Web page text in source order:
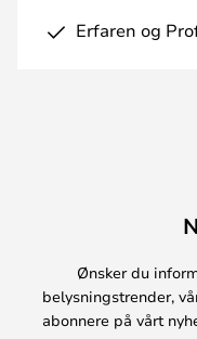
Erfaren og
Ønsker du
belysningstrender,
abonnere på vårt